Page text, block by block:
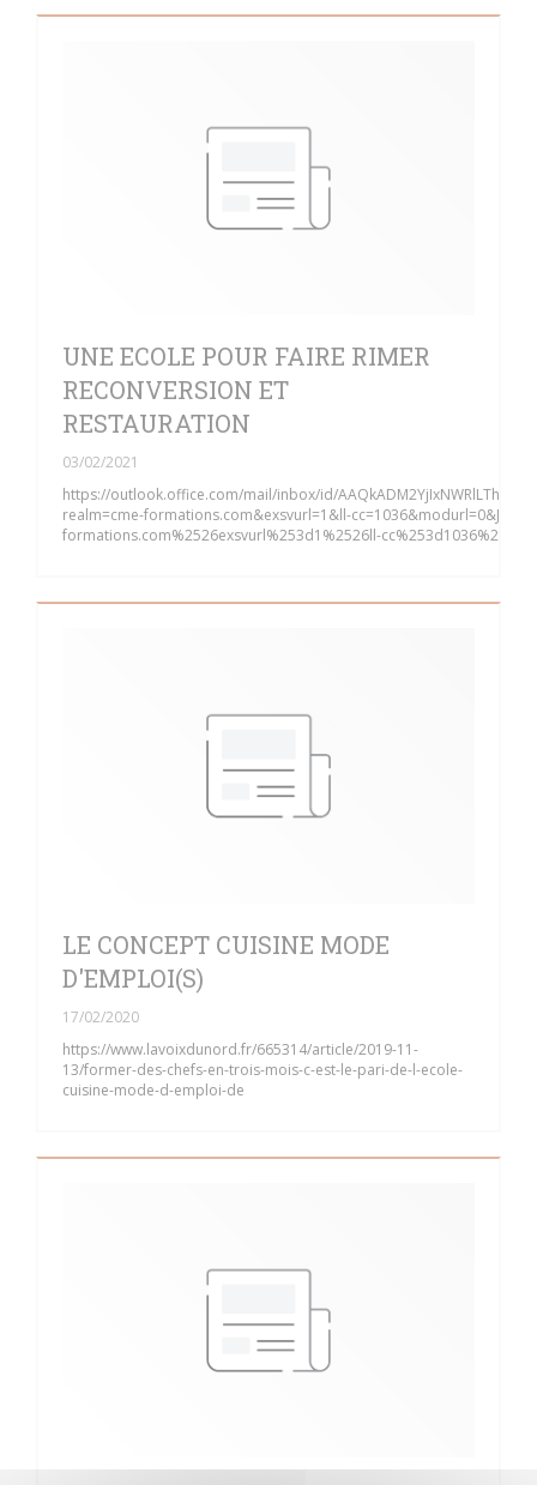
UNE ECOLE POUR FAIRE RIMER
RECONVERSION ET
RESTAURATION
03/02/2021
https://outlook.office.com/mail/inbox/id/
realm=cme-formations.com&exsvurl=1&ll-
formations.com%2526exsvurl%253d1%2526ll-
LE CONCEPT CUISINE MODE
D'EMPLOI(S)
17/02/2020
https://www.lavoixdunord.fr/665314/article/2019-11-
13/former-des-chefs-en-trois-mois-c-est-le-pari-de-l-ecole-
cuisine-mode-d-emploi-de